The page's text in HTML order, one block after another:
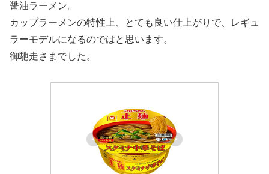
醤油ラーメン。
カップラーメンの特性上、とても良い仕上がりで、レギュ
ラーモデルになるのではと思います。
御馳走さまでした。